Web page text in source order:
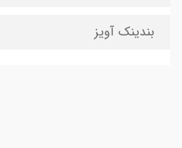
بندینک آویز